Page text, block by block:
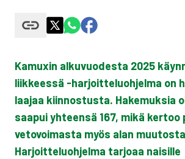
Kamuxin alkuvuodesta 2025
liikkeessä -harjoitteluohjelma on
laajaa kiinnostusta. Hakemuksia
saapui yhteensä 167, mikä kertoo
vetovoimasta myös alan
Harjoitteluohjelma tarjoaa naisille